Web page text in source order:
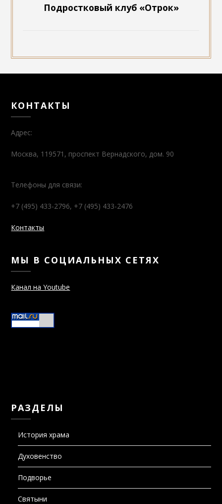
Подростковый клуб «Отрок»
КОНТАКТЫ
Адрес:
Москва, 119571, проспект Вернадского, дом. 90
Телефоны для связи:
+7 (495) 433-2796, +7 (495) 433-2476
Контакты
МЫ В СОЦИАЛЬНЫХ СЕТЯХ
Канал на Youtube
РАЗДЕЛЫ
История храма
Духовенство
Подворье
Святыни